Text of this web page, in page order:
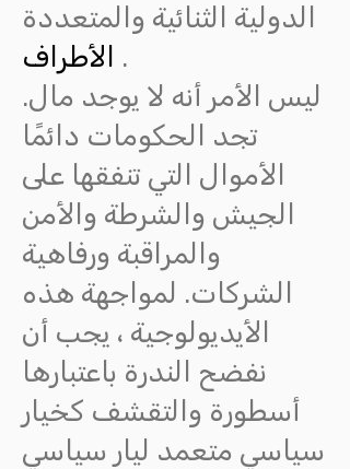
الدولية الثنائية والمتعددة
.
ليس الأمر أنه لا يوجد مال.
تجد الحكومات دائمًا
الأموال التي تنفقها على
الجيش والشرطة والأمن
والمراقبة ورفاهية
الشركات. لمواجهة هذه
الأيديولوجية ، يجب أن
نفضح الندرة باعتبارها
أسطورة والتقشف كخيار
سياسي متعمد ليار سياسي